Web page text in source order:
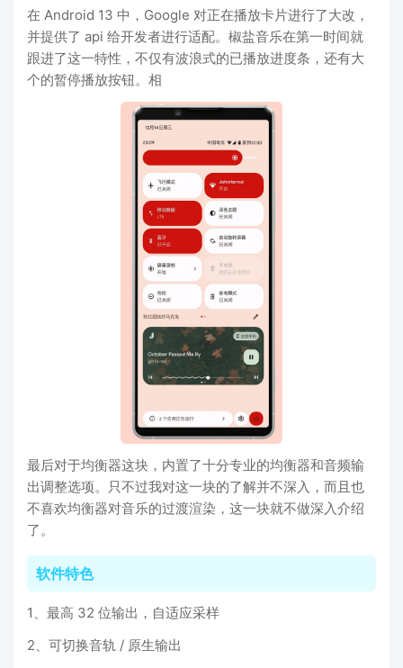
在 Android 13 中，Google 对正在播放卡片进行了大改，
并提供了 api 给开发者进行适配。椒盐音乐在第一时间就
跟进了这一特性，不仅有波浪式的已播放进度条，还有大
个的暂停播放按钮。相
最后对于均衡器这块，内置了十分专业的均衡器和音频输
出调整选项。只不过我对这一块的了解并不深入，而且也
不喜欢均衡器对音乐的过渡渲染，这一块就不做深入介绍
了。
软件特色
1、最高 32 位输出，自适应采样
2、可切换音轨 / 原生输出